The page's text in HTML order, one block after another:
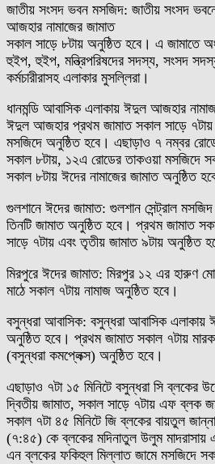
জাতীয় সংসদ ভবন মসজিদ: জাতীয় সংসদ
আজহার নামাজের জামাত
সকাল সাড়ে ৮টায় অনুষ্ঠিত হবে। এ জামাতে
হুইপ, হুইপ, মন্ত্রিপরিষদের সদস্য, সংসদ
কর্মচারীরাসহ এলাকার মুসল্লিরা।
ধানমন্ডি আবাসিক এলাকায় ঈদুল আজহার
ঈদুল আজহার প্রথম জামাত সকাল সাড়ে
মসজিদে অনুষ্ঠিত হবে। এছাড়াও ৭ নম্বর
সকাল ৮টায়, ১২এ রোডের তাকওয়া মসজিদে
সকাল ৮টায় ঈদের নামাজের জামাত অনুষ্ঠিত
গুলশানে ঈদের জামাত: গুলশান সেন্ট্রাল
তিনটি জামাত অনুষ্ঠিত হবে। প্রথম জামাত
সাড়ে ৭টায় এবং তৃতীয় জামাত ৯টায় অনুষ্ঠিত
মিরপুরে ঈদের জামাত: মিরপুর ১২ এর হারুণ
মাঠে সকাল ৭টায় নামাজ অনুষ্ঠিত হবে।
বসুন্ধরা আবাসিক: বসুন্ধরা আবাসিক
অনুষ্ঠিত হবে। প্রথম জামাত সকাল ৭টায়
(বসুন্ধরা কমপ্লেক্স) অনুষ্ঠিত হবে।
এছাড়াও ৭টা ১৫ মিনিটে বসুন্ধরা সি ব্লকের
দ্বিতীয় জামাত, সকাল সাড়ে ৭টায় এফ ব্লক
সকাল ৭টা ৪৫ মিনিটে জি ব্লকের বায়তুল
(৭:৪৫) কে ব্লকের মদিনাতুল উলুম মাদরাসায়
এন ব্লকের ফকিহুল মিল্লাত জামে মসজিদে